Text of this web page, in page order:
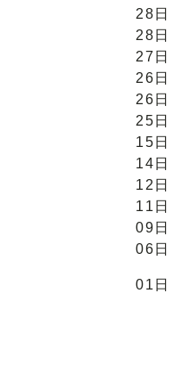
28日
28日
27日
26日
26日
25日
15日
14日
12日
11日
09日
06日
01日